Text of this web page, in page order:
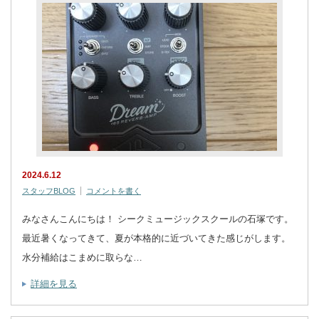
2024.6.12
スタッフBLOG コメントを書く
みなさんこんにちは！ シークミュージックスクールの石塚です。
最近暑くなってきて、夏が本格的に近づいてきた感じがします。
水分補給はこまめに取らな…
詳細を見る